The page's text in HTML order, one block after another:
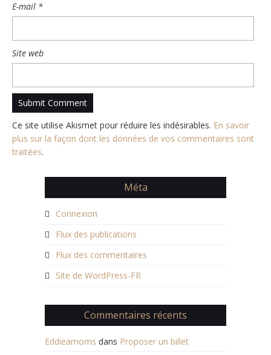
E-mail *
Site web
Ce site utilise Akismet pour réduire les indésirables. En savoir
plus sur la façon dont les données de vos commentaires sont
traitées.
Méta
Connexion
Flux des publications
Flux des commentaires
Site de WordPress-FR
Commentaires récents
Eddieamoms dans Proposer un billet